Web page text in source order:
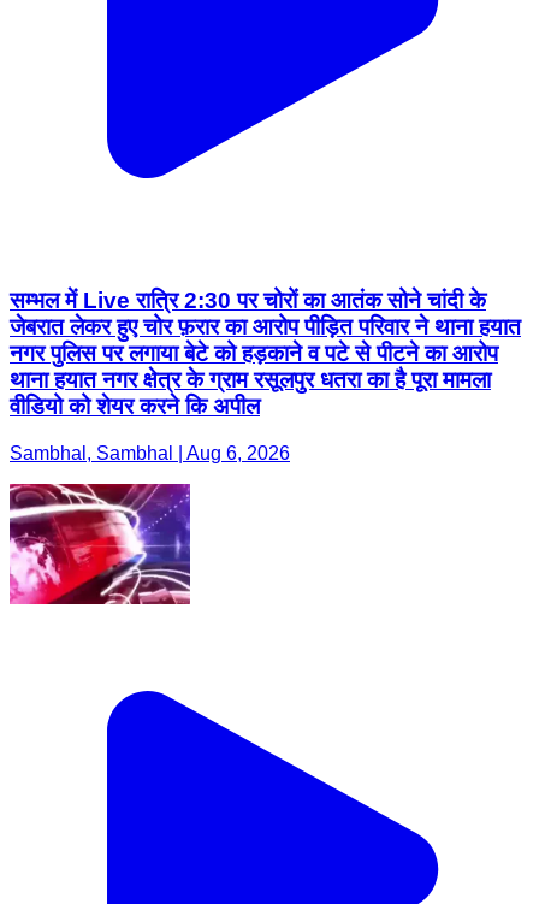
सम्भल में Live रात्रि 2:30 पर चोरों का आतंक सोने चांदी के
जेबरात लेकर हुए चोर फ़रार का आरोप पीड़ित परिवार ने थाना हयात
नगर पुलिस पर लगाया बेटे को हड़काने व पटे से पीटने का आरोप
थाना हयात नगर क्षेत्र के ग्राम रसूलपुर धतरा का है पूरा मामला
वीडियो को शेयर करने कि अपील
Sambhal, Sambhal | Aug 6, 2026